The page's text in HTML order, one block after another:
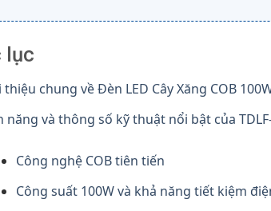
lục
thiệu chung về Đèn LED Cây Xăng COB
năng và thông số kỹ thuật nổi bật của
Công nghệ COB tiên tiến
Công suất 100W và khả năng tiết kiệm